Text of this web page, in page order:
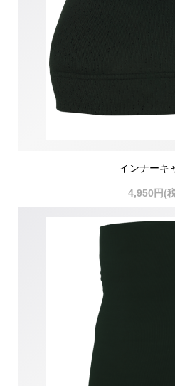
インナーキ
4,950円(